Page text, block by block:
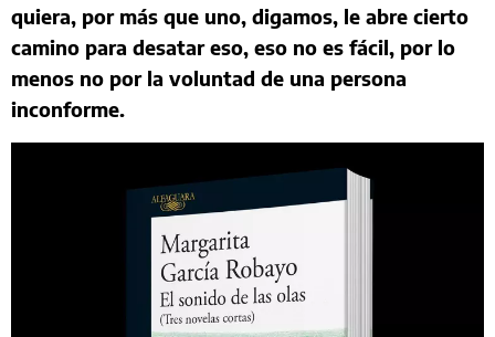
quiera, por más que uno, digamos, le abre cierto
camino para desatar eso, eso no es fácil, por lo
menos no por la voluntad de una persona
inconforme.